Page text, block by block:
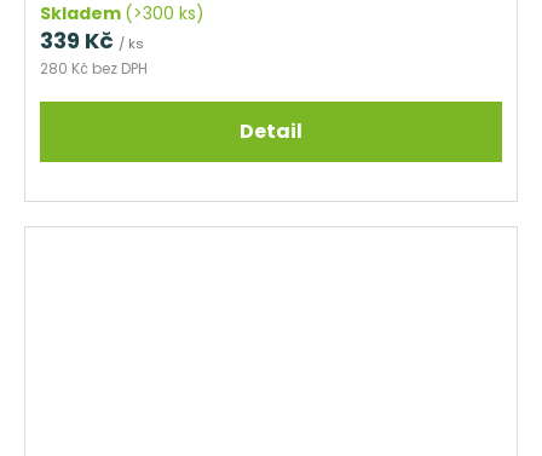
Skladem (>300 ks)
280 Kč bez DPH
339 Kč / ks
Detail